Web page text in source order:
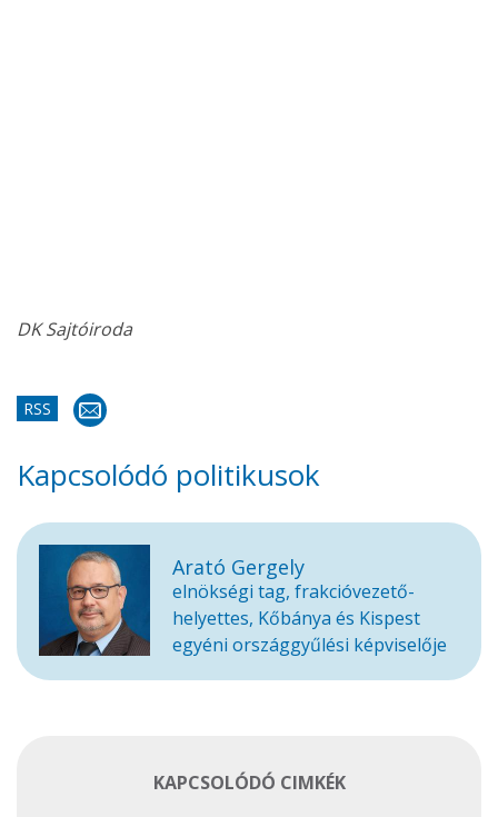
DK Sajtóiroda
RSS
Kapcsolódó politikusok
Arató Gergely
elnökségi tag, frakcióvezető-
helyettes, Kőbánya és Kispest
egyéni országgyűlési képviselője
KAPCSOLÓDÓ CIMKÉK